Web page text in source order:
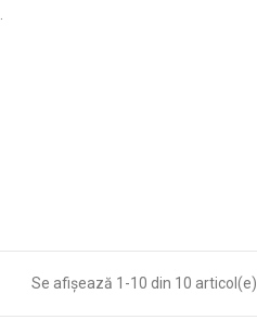
Se afișează 1-10 din 10 articol(e)